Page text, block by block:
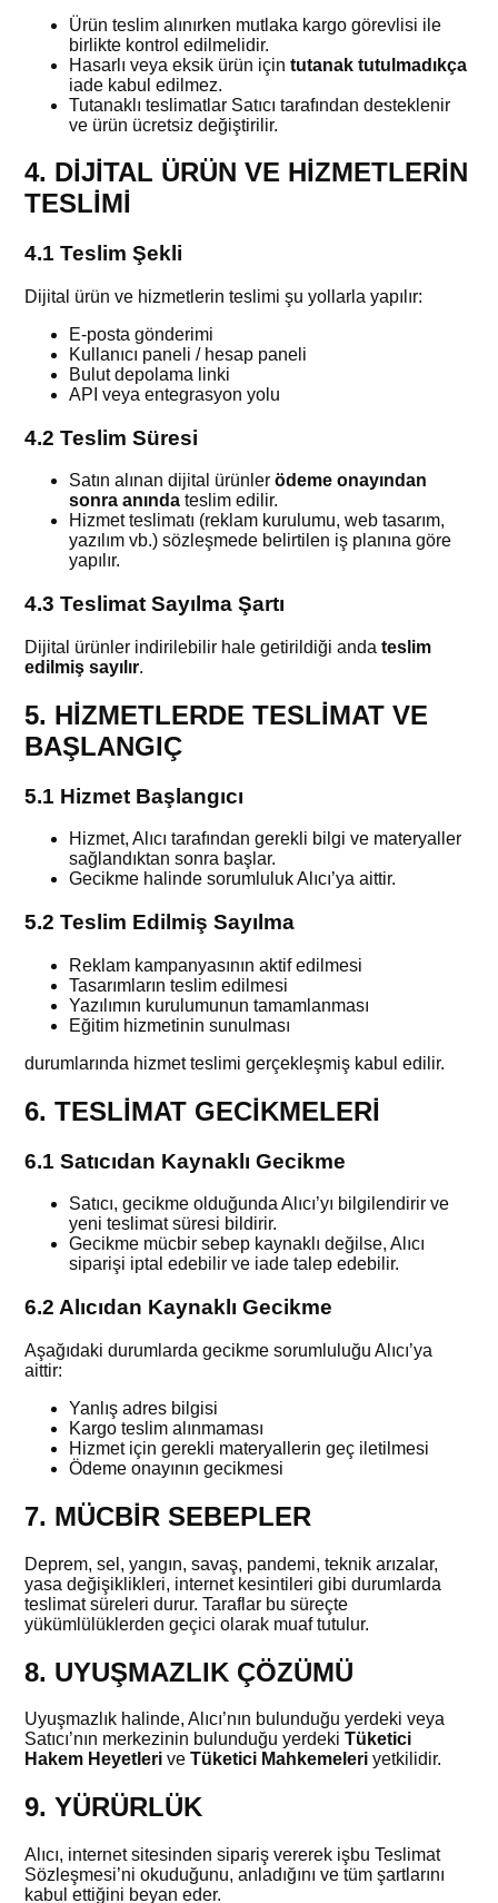
Ürün teslim alınırken mutlaka kargo görevlisi ile
birlikte kontrol edilmelidir.
Hasarlı veya eksik ürün içintutanak tutulmadıkça
iade kabul edilmez.
Tutanaklı teslimatlar Satıcı tarafından desteklenir
ve ürün ücretsiz değiştirilir.
4. DİJİTAL ÜRÜN VE HİZMETLERİN
TESLİMİ
4.1 Teslim Şekli
Dijital ürün ve hizmetlerin teslimi şu yollarla yapılır:
E-posta gönderimi
Kullanıcı paneli / hesap paneli
Bulut depolama linki
API veya entegrasyon yolu
4.2 Teslim Süresi
Satın alınan dijital ürünlerödeme onayından
sonra anında teslim edilir.
Hizmet teslimatı (reklam kurulumu, web tasarım,
yazılım vb.) sözleşmede belirtilen iş planına göre
yapılır.
4.3 Teslimat Sayılma Şartı
Dijital ürünler indirilebilir hale getirildiği andateslim
edilmiş sayılır.
5. HİZMETLERDE TESLİMAT VE
BAŞLANGIÇ
5.1 Hizmet Başlangıcı
Hizmet, Alıcı tarafından gerekli bilgi ve materyaller
sağlandıktan sonra başlar.
Gecikme halinde sorumluluk Alıcı’ya aittir.
5.2 Teslim Edilmiş Sayılma
Reklam kampanyasının aktif edilmesi
Tasarımların teslim edilmesi
Yazılımın kurulumunun tamamlanması
Eğitim hizmetinin sunulması
durumlarında hizmet teslimi gerçekleşmiş kabul edilir.
6. TESLİMAT GECİKMELERİ
6.1 Satıcıdan Kaynaklı Gecikme
Satıcı, gecikme olduğunda Alıcı’yı bilgilendirir ve
yeni teslimat süresi bildirir.
Gecikme mücbir sebep kaynaklı değilse, Alıcı
siparişi iptal edebilir ve iade talep edebilir.
6.2 Alıcıdan Kaynaklı Gecikme
Aşağıdaki durumlarda gecikme sorumluluğu Alıcı’ya
aittir:
Yanlış adres bilgisi
Kargo teslim alınmaması
Hizmet için gerekli materyallerin geç iletilmesi
Ödeme onayının gecikmesi
7. MÜCBİR SEBEPLER
Deprem, sel, yangın, savaş, pandemi, teknik arızalar,
yasa değişiklikleri, internet kesintileri gibi durumlarda
teslimat süreleri durur. Taraflar bu süreçte
yükümlülüklerden geçici olarak muaf tutulur.
8. UYUŞMAZLIK ÇÖZÜMÜ
Uyuşmazlık halinde, Alıcı’nın bulunduğu yerdeki veya
Satıcı’nın merkezinin bulunduğu yerdekiTüketici
Hakem Heyetleri veTüketici Mahkemeleri yetkilidir.
9. YÜRÜRLÜK
Alıcı, internet sitesinden sipariş vererek işbu Teslimat
Sözleşmesi’ni okuduğunu, anladığını ve tüm şartlarını
kabul ettiğini beyan eder.